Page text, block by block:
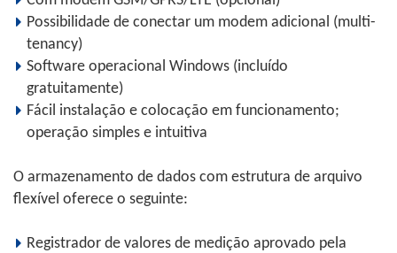
Possibilidade de conectar um modem adicional (multi-
tenancy)
Software operacional Windows (incluído
gratuitamente)
Fácil instalação e colocação em funcionamento;
operação simples e intuitiva
O armazenamento de dados com estrutura de arquivo
flexível oferece o seguinte:
Registrador de valores de medição aprovado pela